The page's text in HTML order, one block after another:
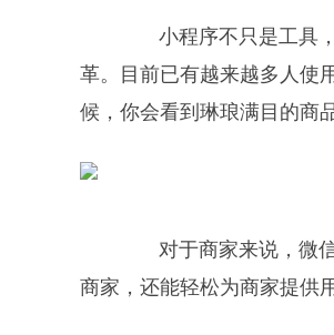
小程序不只是工具，
革。目前已有越来越多人使
候，你会看到琳琅满目的商
对于商家来说，微信
商家，还能轻松为商家提供